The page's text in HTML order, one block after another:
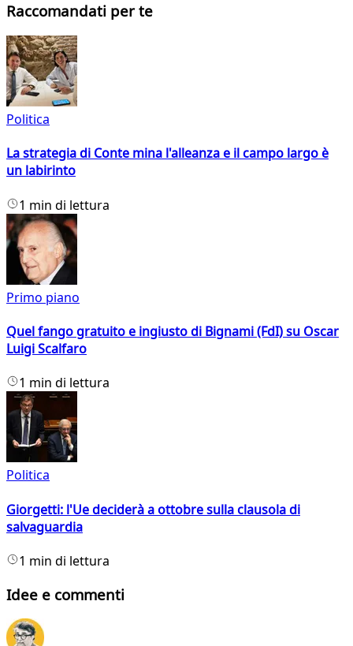
Raccomandati per te
Politica
La strategia di Conte mina l'alleanza e il campo largo è
un labirinto
1 min di lettura
Primo piano
Quel fango gratuito e ingiusto di Bignami (FdI) su Oscar
Luigi Scalfaro
1 min di lettura
Politica
Giorgetti: l'Ue deciderà a ottobre sulla clausola di
salvaguardia
1 min di lettura
Idee e commenti